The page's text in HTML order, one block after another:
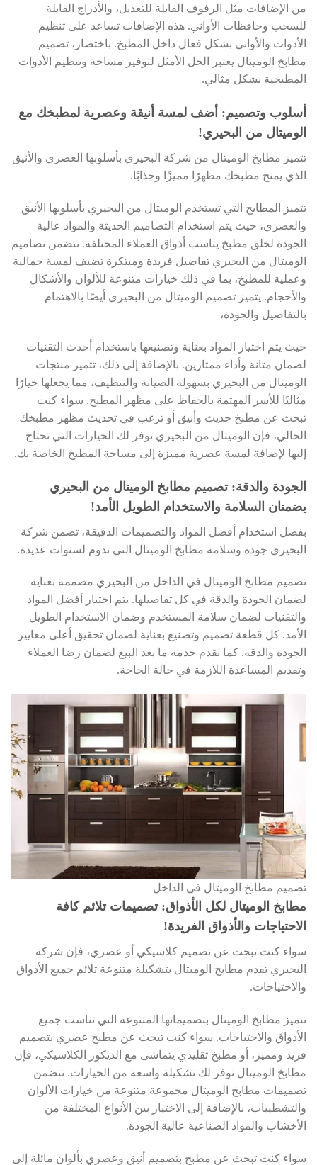
من الإضافات مثل الرفوف القابلة للتعديل، والأدراج القابلة
للسحب وحافظات الأواني. هذه الإضافات تساعد على تنظيم
الأدوات والأواني بشكل فعال داخل المطبخ. باختصار، تصميم
مطابخ الوميتال يعتبر الحل الأمثل لتوفير مساحة وتنظيم الأدوات
المطبخية بشكل مثالي.
أسلوب وتصميم: أضف لمسة أنيقة وعصرية لمطبخك مع
الوميتال من البحيري!
تتميز مطابخ الوميتال من شركة البحيري بأسلوبها العصري والأنيق
الذي يمنح مطبخك مظهرًا مميزًا وجذابًا.
تتميز المطابخ التي تستخدم الوميتال من البحيري بأسلوبها الأنيق
والعصري، حيث يتم استخدام التصاميم الحديثة والمواد عالية
الجودة لخلق مطبخ يناسب أذواق العملاء المختلفة. تتضمن تصاميم
الوميتال من البحيري تفاصيل فريدة ومبتكرة تضيف لمسة جمالية
وعملية للمطبخ، بما في ذلك خيارات متنوعة للألوان والأشكال
والأحجام. يتميز تصميم الوميتال من البحيري أيضًا بالاهتمام
بالتفاصيل والجودة،
حيث يتم اختيار المواد بعناية وتصنيعها باستخدام أحدث التقنيات
لضمان متانة وأداء ممتازين. بالإضافة إلى ذلك، تتميز منتجات
الوميتال من البحيري بسهولة الصيانة والتنظيف، مما يجعلها خيارًا
مثاليًا للأسر المهتمة بالحفاظ على مظهر المطبخ. سواء كنت
تبحث عن مطبخ حديث وأنيق أو ترغب في تحديث مظهر مطبخك
الحالي، فإن الوميتال من البحيري توفر لك الخيارات التي تحتاج
إليها لإضافة لمسة عصرية مميزة إلى مساحة المطبخ الخاصة بك.
الجودة والدقة: تصميم مطابخ الوميتال من البحيري
يضمنان السلامة والاستخدام الطويل الأمد!
بفضل استخدام أفضل المواد والتصميمات الدقيقة، تضمن شركة
البحيري جودة وسلامة مطابخ الوميتال التي تدوم لسنوات عديدة.
تصميم مطابخ الوميتال في الداخل من البحيري مصممة بعناية
لضمان الجودة والدقة في كل تفاصيلها. يتم اختيار أفضل المواد
والتقنيات لضمان سلامة المستخدم وضمان الاستخدام الطويل
الأمد. كل قطعة تصميم وتصنيع بعناية لضمان تحقيق أعلى معايير
الجودة والدقة. كما نقدم خدمة ما بعد البيع لضمان رضا العملاء
وتقديم المساعدة اللازمة في حالة الحاجة.
تصميم مطابخ الوميتال في الداخل
مطابخ الوميتال لكل الأذواق: تصميمات تلائم كافة
الاحتياجات والأذواق الفريدة!
سواء كنت تبحث عن تصميم كلاسيكي أو عصري، فإن شركة
البحيري تقدم مطابخ الوميتال بتشكيلة متنوعة تلائم جميع الأذواق
والاحتياجات.
تتميز مطابخ الوميتال بتصميماتها المتنوعة التي تناسب جميع
الأذواق والاحتياجات. سواء كنت تبحث عن مطبخ عصري بتصميم
فريد ومميز، أو مطبخ تقليدي يتماشى مع الديكور الكلاسيكي، فإن
مطابخ الوميتال توفر لك تشكيلة واسعة من الخيارات. تتضمن
تصميمات مطابخ الوميتال مجموعة متنوعة من خيارات الألوان
والتشطيبات، بالإضافة إلى الاختيار بين الأنواع المختلفة من
الأخشاب والمواد الصناعية عالية الجودة.
سواء كنت تبحث عن مطبخ بتصميم أنيق وعصري بألوان مائلة إلى